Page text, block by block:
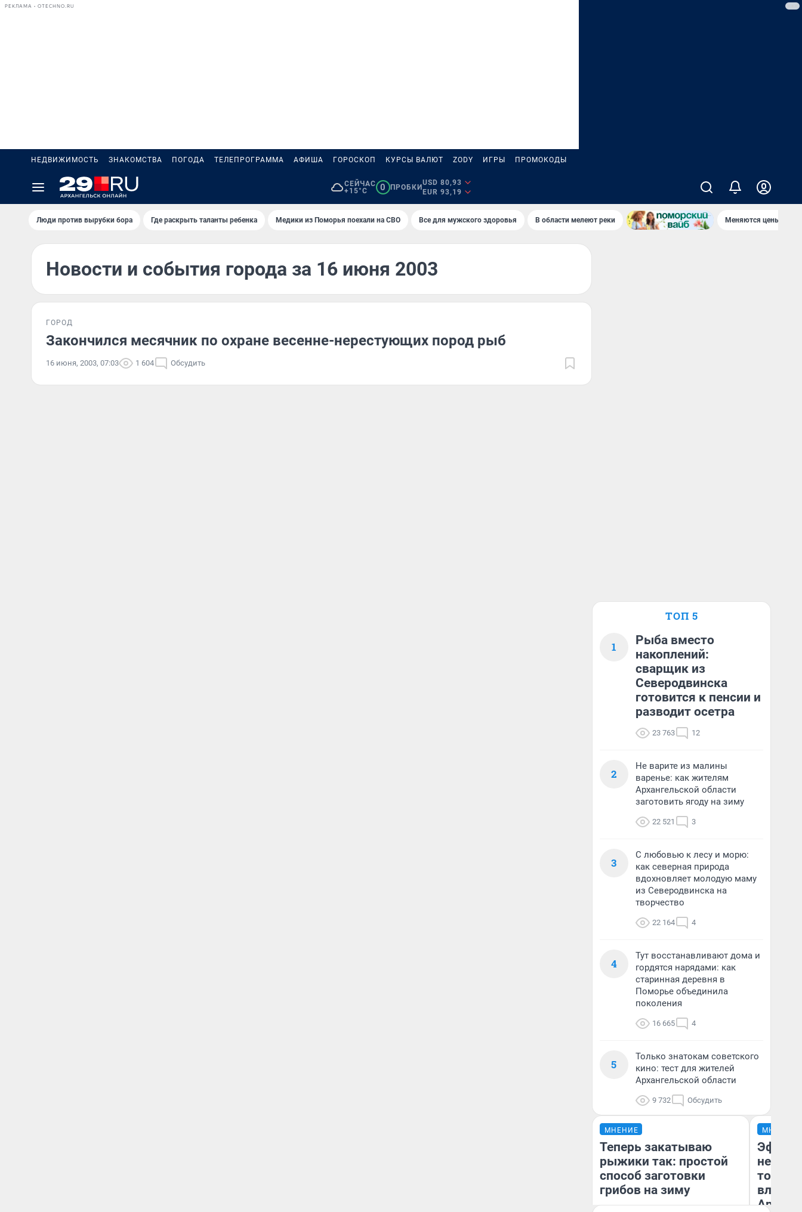
РЕКЛАМА • OTECHNO.RU
НЕДВИЖИМОСТЬ ЗНАКОМСТВА ПОГОДА ТЕЛЕПРОГРАММА АФИША ГОРОСКОП КУРСЫ ВАЛЮТ ZODY ИГРЫ ПРОМОКОДЫ
СЕЙЧАС
+15°C
0 ПРОБКИ
USD 80,93
EUR 93,19
Люди против вырубки бора Где раскрыть таланты ребенка Медики из Поморья поехали на СВО Все для мужского здоровья В области мелеют реки Меняются цены в
Новости и события города за 16 июня 2003
ГОРОД
Закончился месячник по охране весенне-нерестующих пород рыб
16 июня, 2003, 07:03 1 604 Обсудить
ТОП 5
1
Рыба вместо
накоплений:
сварщик из
Северодвинска
готовится к пенсии и
разводит осетра
23 763 12
2
Не варите из малины
варенье: как жителям
Архангельской области
заготовить ягоду на зиму
22 521 3
3
С любовью к лесу и морю:
как северная природа
вдохновляет молодую маму
из Северодвинска на
творчество
22 164 4
4
Тут восстанавливают дома и
гордятся нарядами: как
старинная деревня в
Поморье объединила
поколения
16 665 4
5
Только знатокам советского
кино: тест для жителей
Архангельской области
9 732 Обсудить
МНЕНИЕ
Теперь закатываю
рыжики так: простой
способ заготовки
грибов на зиму
МНЕНИЕ
не